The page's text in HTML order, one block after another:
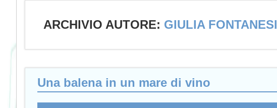
ARCHIVIO AUTORE: GIULIA FONTANESI
Una balena in un mare di vino